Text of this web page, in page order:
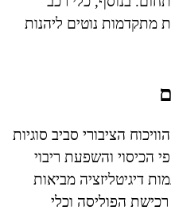
מתקדמות נוטים ליהנות
הציבורי סביב סוגיות
הכיסוי והשפעת ריבוי
דיגיטליזציה מביאות
הפוליסה וכלי